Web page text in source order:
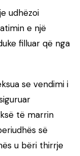
udhëzoi
e një
filluar që nga
se vendimi i
të marrin
së
u bëri thirrje